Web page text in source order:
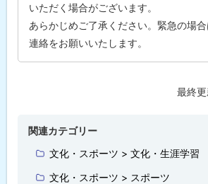
いただく場合がございます。
あらかじめご了承ください。緊急の場
連絡をお願いいたします。
最終
関連カテゴリー
文化・スポーツ > 文化・生涯学習
文化・スポーツ > スポーツ